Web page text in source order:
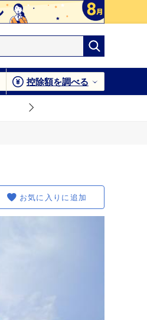
控除額を調べる
お気に入りに追加